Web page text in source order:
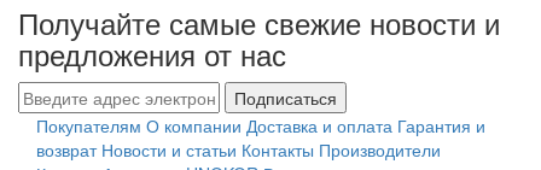
Получайте самые свежие новости и
предложения от нас
Подписаться
Покупателям О компании Доставка и оплата Гарантия и
возврат Новости и статьи Контакты Производители